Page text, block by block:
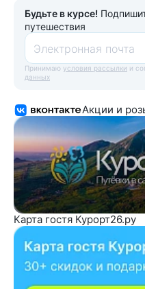
Будьте в курсе!
путешествия
Электронная почта
Принимаю условия рассылки и
данных
Акции и
Карта гостя Курорт26.ру